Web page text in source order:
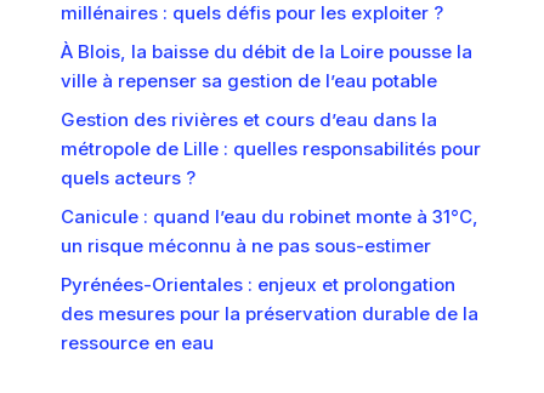
millénaires : quels défis pour les exploiter ?
À Blois, la baisse du débit de la Loire pousse la
ville à repenser sa gestion de l’eau potable
Gestion des rivières et cours d’eau dans la
métropole de Lille : quelles responsabilités pour
quels acteurs ?
Canicule : quand l’eau du robinet monte à 31°C,
un risque méconnu à ne pas sous-estimer
Pyrénées-Orientales : enjeux et prolongation
des mesures pour la préservation durable de la
ressource en eau